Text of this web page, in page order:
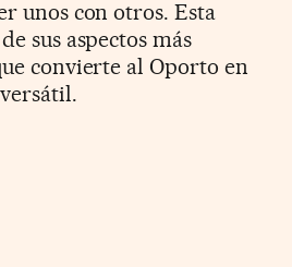
unos con otros. Esta
sus aspectos más
convierte al Oporto en